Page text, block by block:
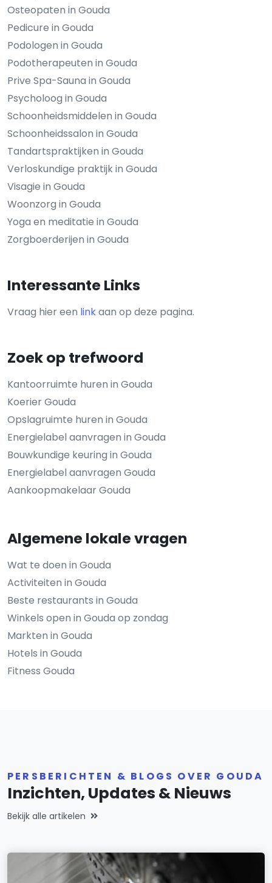
Osteopaten in Gouda
Pedicure in Gouda
Podologen in Gouda
Podotherapeuten in Gouda
Prive Spa-Sauna in Gouda
Psycholoog in Gouda
Schoonheidsmiddelen in Gouda
Schoonheidssalon in Gouda
Tandartspraktijken in Gouda
Verloskundige praktijk in Gouda
Visagie in Gouda
Woonzorg in Gouda
Yoga en meditatie in Gouda
Zorgboerderijen in Gouda
Interessante Links
Vraag hier een linkaan op deze pagina.
Zoek op trefwoord
Kantoorruimte huren in Gouda
Koerier Gouda
Opslagruimte huren in Gouda
Energielabel aanvragen in Gouda
Bouwkundige keuring in Gouda
Energielabel aanvragen Gouda
Aankoopmakelaar Gouda
Algemene lokale vragen
Wat te doen in Gouda
Activiteiten in Gouda
Beste restaurants in Gouda
Winkels open in Gouda op zondag
Markten in Gouda
Hotels in Gouda
Fitness Gouda
PERSBERICHTEN & BLOGS OVER GOUDA
Inzichten, Updates & Nieuws
Bekijk alle artikelen